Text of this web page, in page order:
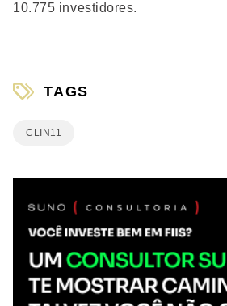
10.775 investidores.
TAGS
CLIN11